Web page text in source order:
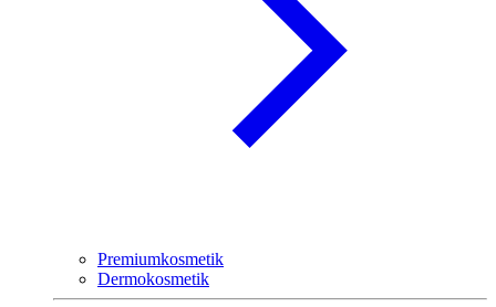
Premiumkosmetik
Dermokosmetik